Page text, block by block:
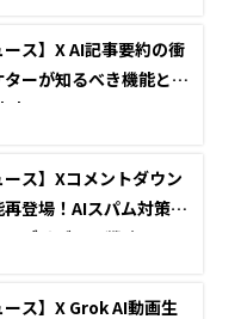
ース】X AI記事要約の衝
ーが知るべき機能とS
来
ース】Xコメントダウン
登場！AIスパム対策で
ゴリズムと戦略
ース】X Grok AI動画生